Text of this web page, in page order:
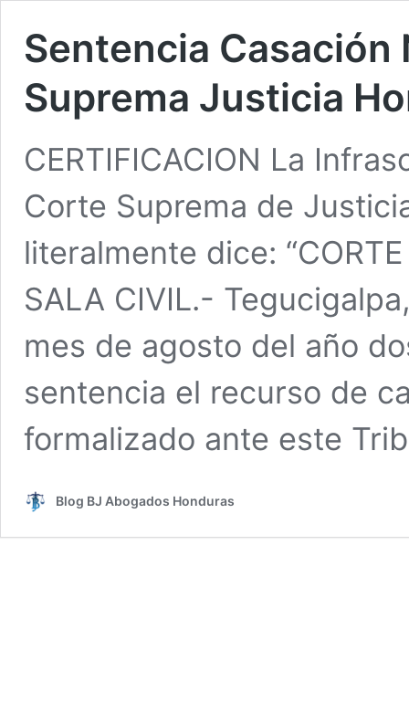
Sentencia
Suprema Justicia
CERTIFICACION La
Corte Suprema de
literalmente dice:
SALA CIVIL.-
mes de agosto del año
sentencia el recurso de
formalizado ante este
Blog BJ Abogados Honduras